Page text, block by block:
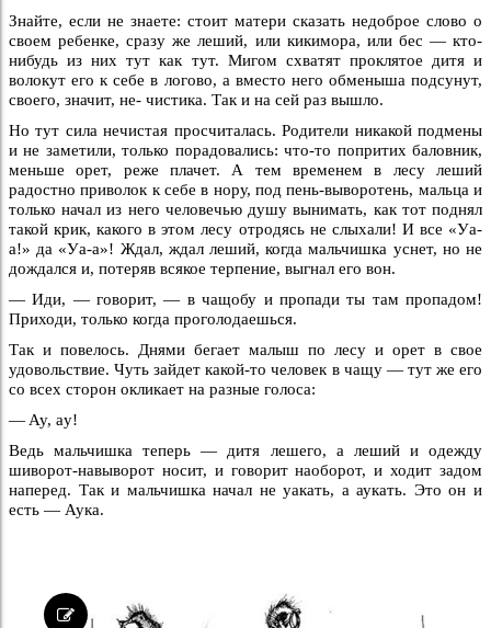
Знайте, если не знаете: стоит матери сказать недоброе слово о
своем ребенке, сразу же леший, или кикимора, или бес — кто-
нибудь из них тут как тут. Мигом схватят проклятое дитя и
волокут его к себе в логово, а вместо него обменыша подсунут,
своего, значит, не- чистика. Так и на сей раз вышло.
Но тут сила нечистая просчиталась. Родители никакой подмены
и не заметили, только порадовались: что-то попритих баловник,
меньше орет, реже плачет. А тем временем в лесу леший
радостно приволок к себе в нору, под пень-выворотень, мальца и
только начал из него человечью душу вынимать, как тот поднял
такой крик, какого в этом лесу отродясь не слыхали! И все «Уа-
а!» да «Уа-а»! Ждал, ждал леший, когда мальчишка уснет, но не
дождался и, потеряв всякое терпение, выгнал его вон.
— Иди, — говорит, — в чащобу и пропади ты там пропадом!
Приходи, только когда проголодаешься.
Так и повелось. Днями бегает малыш по лесу и орет в свое
удовольствие. Чуть зайдет какой-то человек в чащу — тут же его
со всех сторон окликает на разные голоса:
— Ay, ay!
Ведь мальчишка теперь — дитя лешего, а леший и одежду
шиворот-навыворот носит, и говорит наоборот, и ходит задом
наперед. Так и мальчишка начал не уакать, а аукать. Это он и
есть — Аука.